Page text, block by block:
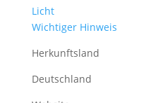
Licht
Wichtiger Hinweis
Herkunftsland
Deutschland